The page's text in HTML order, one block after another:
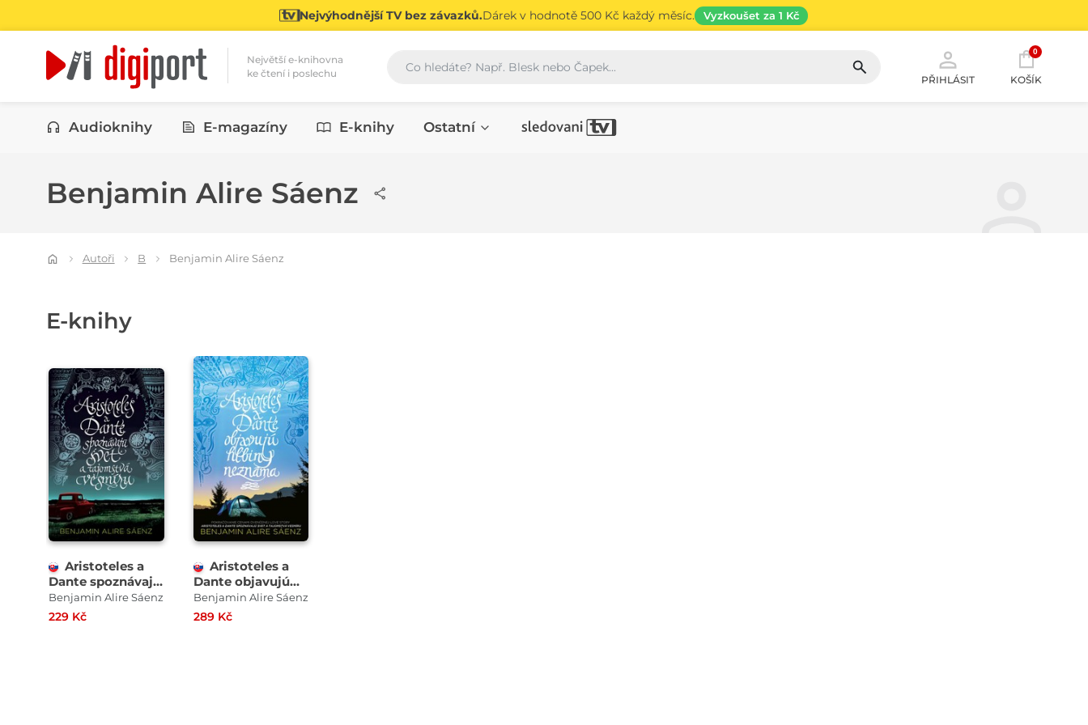
Nejvýhodnější TV bez závazků.Dárek v hodnotě 500 Kč každý měsíc. Vyzkoušet za 1 Kč
Největší e-knihovna
ke čtení i poslechu
Vyhledávání
PŘIHLÁSIT
0
KOŠÍK
Kategorie
Audioknihy E-magazíny E-knihy Ostatní
Benjamin Alire Sáenz
Autoři B Benjamin Alire Sáenz
E-knihy
Aristoteles a
Dante spoznávajú
svet a tajomstvá
vesmíru
Benjamin Alire Sáenz
229 Kč
Aristoteles a
Dante objavujú
hlbiny neznáma
Benjamin Alire Sáenz
289 Kč